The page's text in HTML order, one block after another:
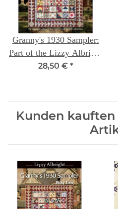
Granny's 1930 Sampler:
Part of the Lizzy Albright
Collection Ricky Tims
28,50 € *
Kunden